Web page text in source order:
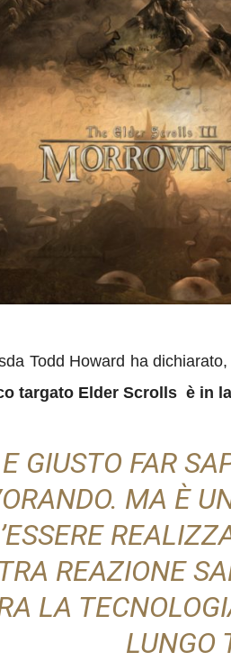
Todd Howard ha
targato Elder Scrolls è in
E GIUSTO FAR
MA È
REAZIONE
LA
LUNGO